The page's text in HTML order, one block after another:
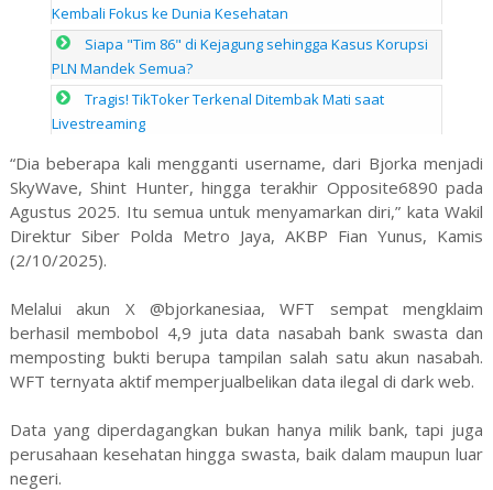
Kembali Fokus ke Dunia Kesehatan
Siapa "Tim 86" di Kejagung sehingga Kasus Korupsi
PLN Mandek Semua?
Tragis! TikToker Terkenal Ditembak Mati saat
Livestreaming
“Dia beberapa kali mengganti username, dari Bjorka menjadi
SkyWave, Shint Hunter, hingga terakhir Opposite6890 pada
Agustus 2025. Itu semua untuk menyamarkan diri,” kata Wakil
Direktur Siber Polda Metro Jaya, AKBP Fian Yunus, Kamis
(2/10/2025).
Melalui akun X @bjorkanesiaa, WFT sempat mengklaim
berhasil membobol 4,9 juta data nasabah bank swasta dan
memposting bukti berupa tampilan salah satu akun nasabah.
WFT ternyata aktif memperjualbelikan data ilegal di dark web.
Data yang diperdagangkan bukan hanya milik bank, tapi juga
perusahaan kesehatan hingga swasta, baik dalam maupun luar
negeri.